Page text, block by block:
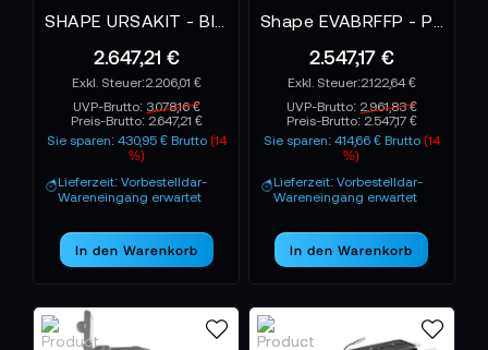
2.647,21 €
2.206,01 €
UVP-Brutto: 3.078,16 €
Preis-Brutto: 2.647,21 €
Sie sparen: 430,95 € Brutto (14
%)
Lieferzeit: Vorbestelldar-
Wareneingang erwartet
In den Warenkorb
2.547,17 €
2.122,64 €
UVP-Brutto: 2.961,83 €
Preis-Brutto: 2.547,17 €
Sie sparen: 414,66 € Brutto (14
%)
Lieferzeit: Vorbestelldar-
Wareneingang erwartet
In den Warenkorb